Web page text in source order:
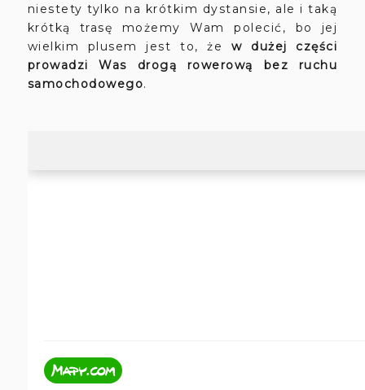
niestety tylko na krótkim dystansie, ale i taką
krótką trasę możemy Wam polecić, bo jej
wielkim plusem jest to, żew dużej części
prowadzi Was drogą rowerową bez ruchu
samochodowego.